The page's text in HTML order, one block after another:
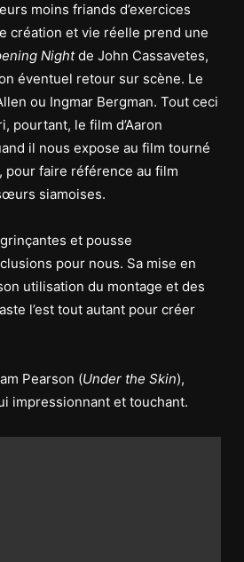
moins friands d’exercices
création et vie réelle prend une
Nightde John Cassavetes,
éventuel retour sur scène. Le
ou Ingmar Bergman. Tout ceci
pourtant, le film d’Aaron
il nous expose au film tourné
, pour faire référence au film
siamoises.
et pousse
pour nous. Sa mise en
utilisation du montage et des
l’est tout autant pour créer
Pearson (Under the Skin),
impressionnant et touchant.